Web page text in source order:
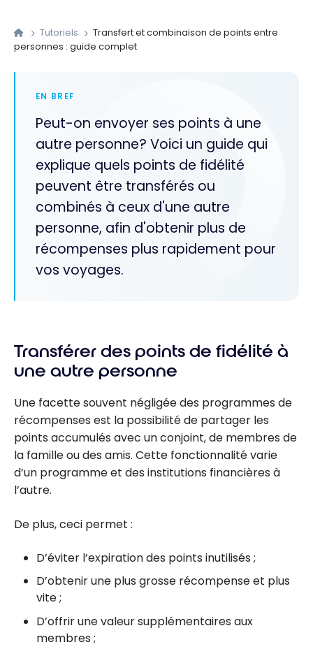
Tutoriels
Transfert et combinaison de points entre
personnes : guide complet
EN BREF
Peut-on envoyer ses points à une
autre personne? Voici un guide qui
explique quels points de fidélité
peuvent être transférés ou
combinés à ceux d'une autre
personne, afin d'obtenir plus de
récompenses plus rapidement pour
vos voyages.
Transférer des points de fidélité à
une autre personne
Une facette souvent négligée des programmes de
récompenses est la possibilité de partager les
points accumulés avec un conjoint, de membres de
la famille ou des amis. Cette fonctionnalité varie
d’un programme et des institutions financières à
l’autre.
De plus, ceci permet :
D’éviter l’expiration des points inutilisés ;
D’obtenir une plus grosse récompense et plus
vite ;
D’offrir une valeur supplémentaires aux
membres ;